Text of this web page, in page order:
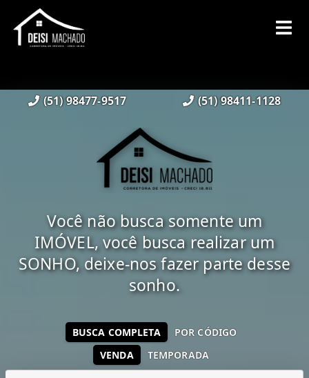
(51) 98477-9517 (51) 98411-1128
Você não busca somente um
IMÓVEL, você busca realizar um
SONHO, deixe-nos fazer parte desse
sonho.
VENDA TEMPORADA
BUSCA COMPLETA POR CÓDIGO